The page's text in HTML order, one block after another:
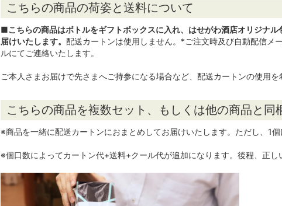
こちらの商品の荷姿と送料について
■こちらの商品はボトルをギフトボックスに入れ、はせがわ酒店オリジナ
届けいたします。 配送カートンは使用しません。*ご注文時及び自動配信メ
ルにてご連絡いたします。
ご本人さまお届けで先さまへご持参になる場合など、配送カートンの使用
こちらの商品を複数セット、もしくは他の商品と同
※商品を一緒に配送カートンにおまとめしてお届けいたします。ただし、1
※個口数によってカートン代+送料+クール代が追加になります。後程、正し